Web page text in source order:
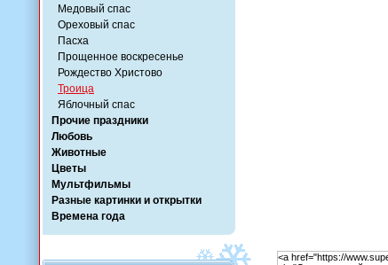
Медовый спас
Ореховый спас
Пасха
Прощенное воскресенье
Рождество Христово
Троица
Яблочный спас
Прочие праздники
Любовь
Животные
Цветы
Мультфильмы
Разные картинки и открытки
Времена года